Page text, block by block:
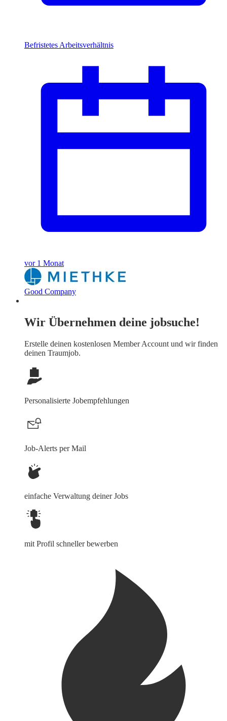
Befristetes Arbeitsverhältnis
vor 1 Monat
Good Company
Wir Übernehmen deine jobsuche!
Erstelle deinen kostenlosen Member Account und wir finden
deinen Traumjob.
Personalisierte Jobempfehlungen
Job-Alerts per Mail
einfache Verwaltung deiner Jobs
mit Profil schneller bewerben